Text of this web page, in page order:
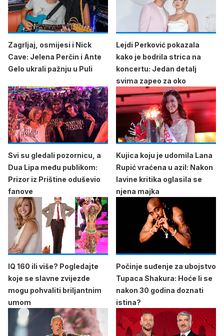
Zagrljaj, osmijesi i Nick
Cave: Jelena Perčin i Ante
Gelo ukrali pažnju u Puli
Lejdi Perković pokazala
kako je bodrila strica na
koncertu: Jedan detalj
svima zapeo za oko
Svi su gledali pozornicu, a
Dua Lipa među publikom:
Prizor iz Prištine oduševio
fanove
Kujica koju je udomila Lana
Rupić vraćena u azil: Nakon
lavine kritika oglasila se
njena majka
IQ 160 ili više? Pogledajte
koje se slavne zvijezde
mogu pohvaliti briljantnim
umom
Počinje suđenje za ubojstvo
Tupaca Shakura: Hoće li se
nakon 30 godina doznati
istina?